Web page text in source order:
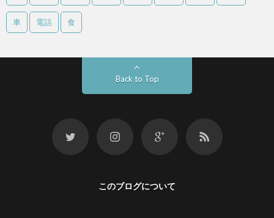
車 電話 食
Back to Top
このブログについて